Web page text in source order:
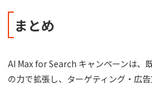
まとめ
AI Max for Search キャンペーンは、
の力で拡張し、ターゲティング・広